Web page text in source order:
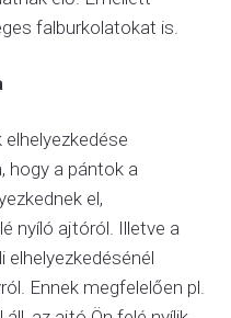
falburkolatokat is.
hogy a pántok a
el,
nyíló ajtóról. Illetve a
elhelyezkedésénél
Ennek megfelelően pl.